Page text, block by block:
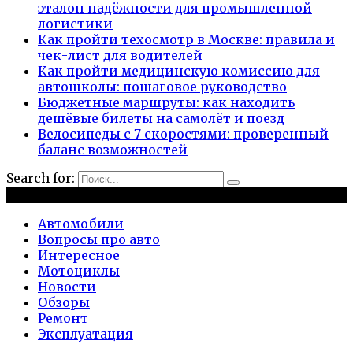
эталон надёжности для промышленной
логистики
Как пройти техосмотр в Москве: правила и
чек-лист для водителей
Как пройти медицинскую комиссию для
автошколы: пошаговое руководство
Бюджетные маршруты: как находить
дешёвые билеты на самолёт и поезд
Велосипеды с 7 скоростями: проверенный
баланс возможностей
Search for:
Автомобили
Вопросы про авто
Интересное
Мотоциклы
Новости
Обзоры
Ремонт
Эксплуатация